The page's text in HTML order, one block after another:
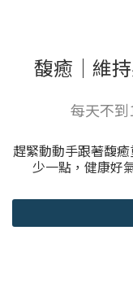
馥癒｜維
每天不
趕緊動動手跟著馥
少一點，健康好